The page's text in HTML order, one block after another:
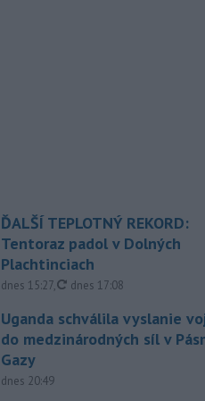
ĎALŠÍ TEPLOTNÝ REKORD:
Tentoraz padol v Dolných
Plachtinciach
dnes 15:27, aktualizované
dnes 17:08
Uganda schválila vyslanie
do medzinárodných síl v
Gazy
dnes 20:49